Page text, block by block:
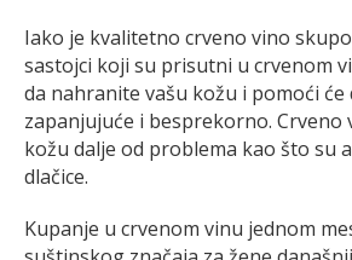
Iako je kvalitetno crveno vino
sastojci koji su prisutni u crvenom
da nahranite vašu kožu i pomoći će
zapanjujuće i besprekorno. Crveno
kožu dalje od problema kao što su
dlačice.
Kupanje u crvenom vinu jednom